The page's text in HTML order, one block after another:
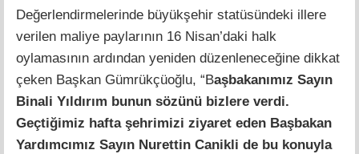
Değerlendirmelerinde büyükşehir statüsündeki illere
verilen maliye paylarının 16 Nisan’daki halk
oylamasının ardından yeniden düzenleneceğine dikkat
çeken Başkan Gümrükçüoğlu, “Başbakanımız Sayın
Binali Yıldırım bunun sözünü bizlere verdi.
Geçtiğimiz hafta şehrimizi ziyaret eden Başbakan
Yardımcımız Sayın Nurettin Canikli de bu konuyla